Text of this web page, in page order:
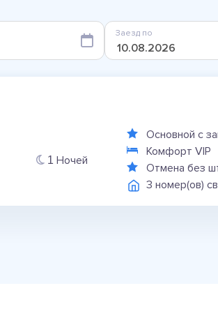
Заезд по
1 Ночей
Основной с
Комфорт VIP
Отмена без
3 номер(ов)